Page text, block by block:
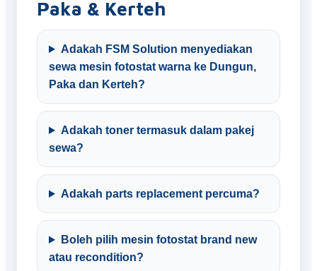
Paka & Kerteh
Adakah FSM Solution menyediakan
sewa mesin fotostat warna ke Dungun,
Paka dan Kerteh?
Adakah toner termasuk dalam pakej
sewa?
Adakah parts replacement percuma?
Boleh pilih mesin fotostat brand new
atau recondition?